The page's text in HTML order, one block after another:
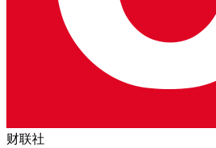
财联社